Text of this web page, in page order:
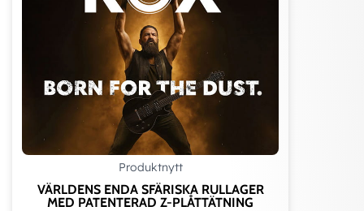
Produktnytt
VÄRLDENS ENDA SFÄRISKA RULLAGER
MED PATENTERAD Z-PLÅTTÄTNING